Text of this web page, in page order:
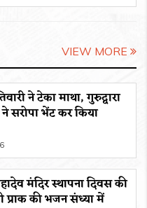
VIEW MORE
ने टेका माथा, गुरुद्वारा
सरोपा भेंट कर किया
मंदिर स्थापना दिवस की
की भजन संध्या में